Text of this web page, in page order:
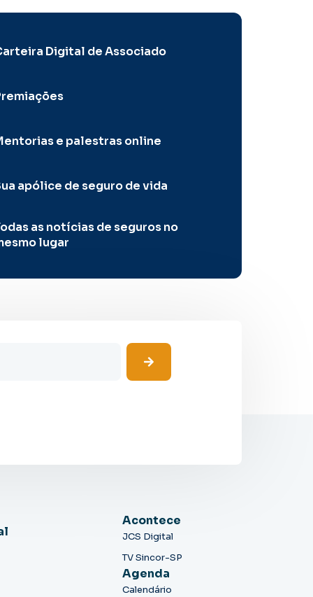
Digital de Associado
e palestras online
apólice de seguro de vida
as notícias de seguros no
lugar
Acontece
JCS Digital
TV Sincor-SP
Agenda
Calendário